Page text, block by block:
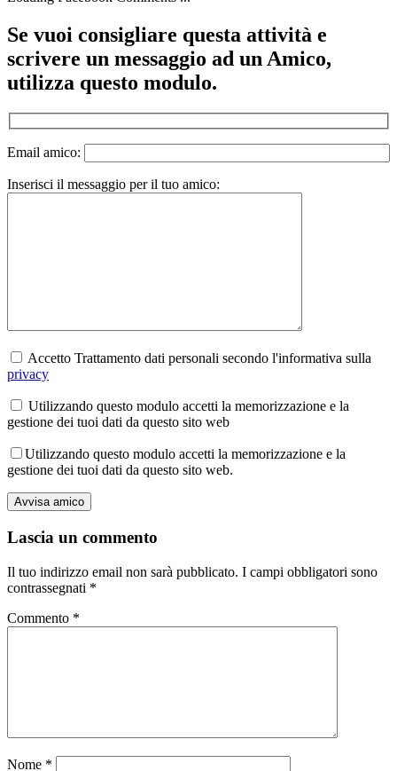
Se vuoi consigliare questa attività e
scrivere un messaggio ad un Amico,
utilizza questo modulo.
Email amico:
Inserisci il messaggio per il tuo amico:
Accetto Trattamento dati personali secondo l'informativa sulla
privacy
Utilizzando questo modulo accetti la memorizzazione e la
gestione dei tuoi dati da questo sito web
Utilizzando questo modulo accetti la memorizzazione e la
gestione dei tuoi dati da questo sito web.
Lascia un commento
Il tuo indirizzo email non sarà pubblicato. I campi obbligatori sono
contrassegnati *
Commento *
Nome *